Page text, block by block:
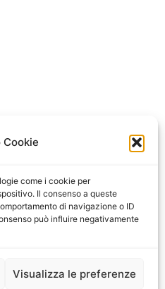
Cookie
come i cookie per
Il consenso a queste
di navigazione o ID
può influire negativamente
Visualizza le preferenze